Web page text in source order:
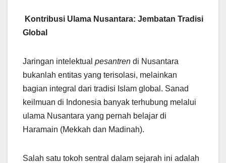
Kontribusi Ulama Nusantara: Jembatan Tradisi
Global
Jaringan intelektual pesantren di Nusantara
bukanlah entitas yang terisolasi, melainkan
bagian integral dari tradisi Islam global. Sanad
keilmuan di Indonesia banyak terhubung melalui
ulama Nusantara yang pernah belajar di
Haramain (Mekkah dan Madinah).
Salah satu tokoh sentral dalam sejarah ini adalah